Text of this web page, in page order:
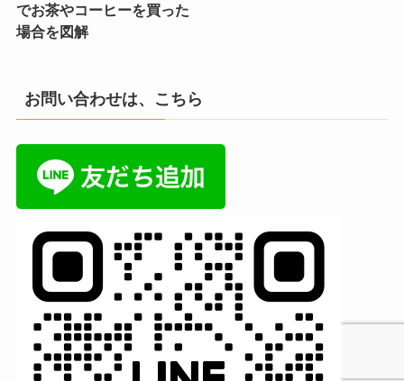
でお茶やコーヒーを買った
場合を図解
お問い合わせは、こちら